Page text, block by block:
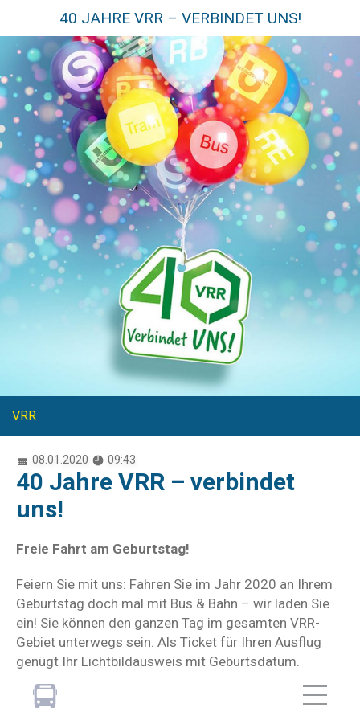
40 JAHRE VRR – VERBINDET UNS!
VRR
08.01.2020 09:43
40 Jahre VRR – verbindet
uns!
Freie Fahrt am Geburtstag!
Feiern Sie mit uns: Fahren Sie im Jahr 2020 an Ihrem
Geburtstag doch mal mit Bus & Bahn – wir laden Sie
ein! Sie können den ganzen Tag im gesamten VRR-
Gebiet unterwegs sein. Als Ticket für Ihren Ausflug
genügt Ihr Lichtbildausweis mit Geburtsdatum.
Unser Geschenk für alle Stammkunden